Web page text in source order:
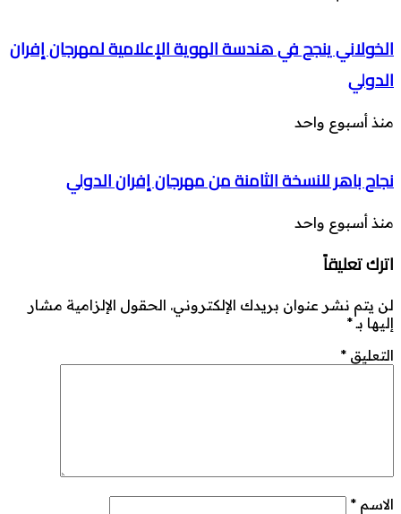
الخولاني ينجح في هندسة الهوية الإعلامية لمهرجان إفران
الدولي
منذ أسبوع واحد
نجاح باهر للنسخة الثامنة من مهرجان إفران الدولي
منذ أسبوع واحد
اترك تعليقاً
لن يتم نشر عنوان بريدك الإلكتروني. الحقول الإلزامية مشار
إليها بـ*
التعليق *
الاسم *